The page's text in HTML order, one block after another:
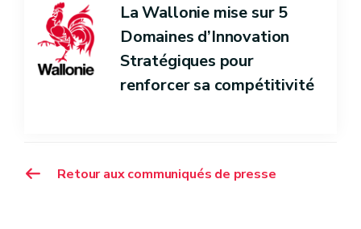
Retour aux communiqués de presse
La Wallonie mise sur 5
Domaines d’Innovation
Stratégiques pour
renforcer sa compétitivité